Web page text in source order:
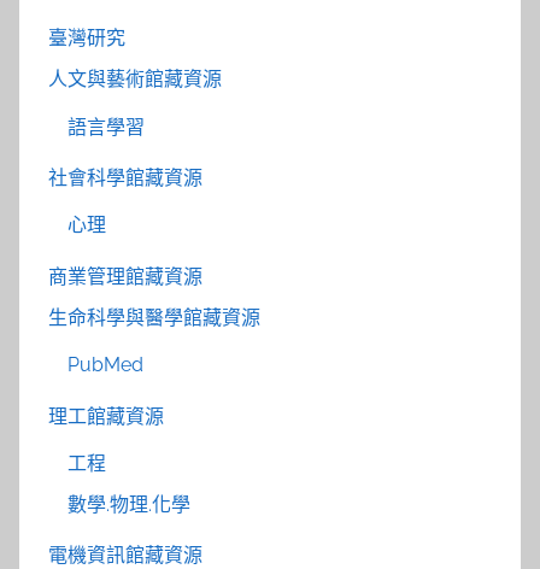
臺灣研究
人文與藝術館藏資源
語言學習
社會科學館藏資源
心理
商業管理館藏資源
生命科學與醫學館藏資源
PubMed
理工館藏資源
工程
數學.物理.化學
電機資訊館藏資源